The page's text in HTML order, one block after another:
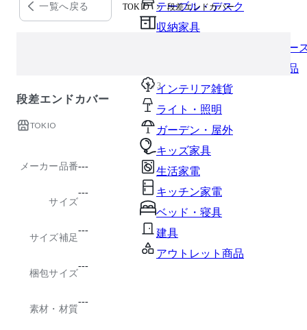
テーブル・デスク
収納家具
パーソナルブース・集中ブー
オフィスアクセサリー・備品
インテリア雑貨
ライト・照明
ガーデン・屋外
キッズ家具
生活家電
キッチン家電
ベッド・寝具
建具
アウトレット商品
一覧へ戻る TOKIO 段差エンドカバー
1 / 3
段差エンドカバー
TOKIO
メーカー品番---
サイズ
---
サイズ補足
---
梱包サイズ
---
素材・材質
---